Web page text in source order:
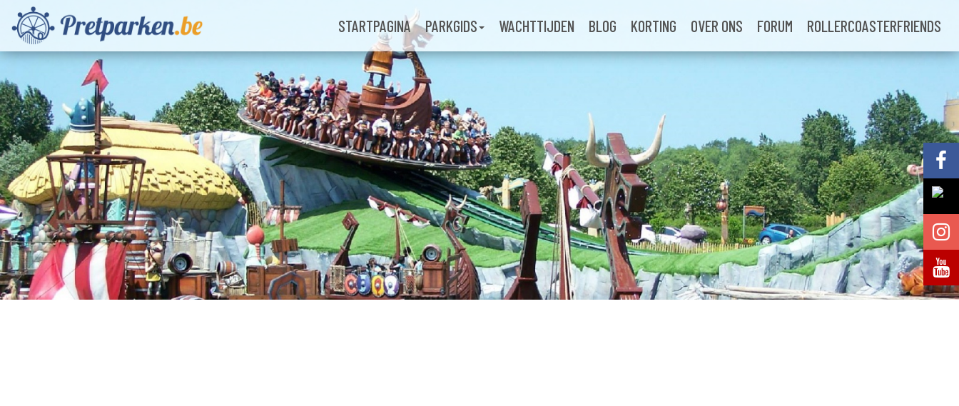
STARTPAGINA PARKGIDS WACHTTIJDEN BLOG KORTING OVER ONS FORUM ROLLERCOASTERFRIENDS
Volg @Pretparkenbe
Volg @Pretparkenbe
Volg @Pretparken.be
Volg @Pretparkenbe